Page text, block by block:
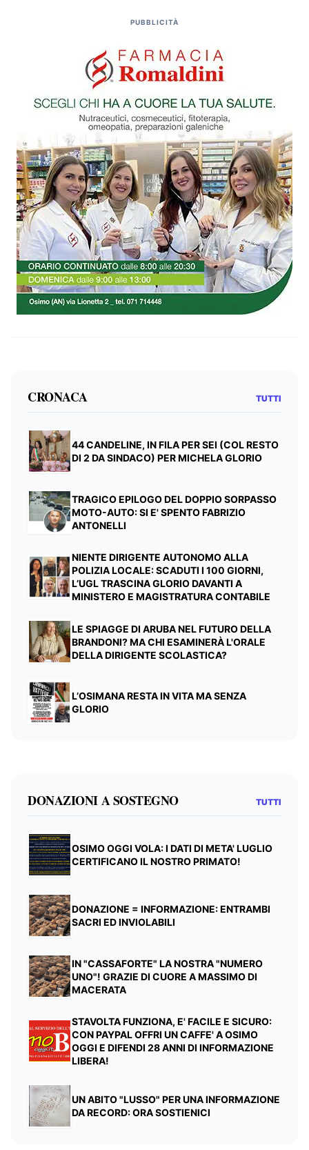
PUBBLICITÀ
CRONACA TUTTI
44 CANDELINE, IN FILA PER SEI (COL RESTO
DI 2 DA SINDACO) PER MICHELA GLORIO
TRAGICO EPILOGO DEL DOPPIO SORPASSO
MOTO-AUTO: SI E' SPENTO FABRIZIO
ANTONELLI
NIENTE DIRIGENTE AUTONOMO ALLA
POLIZIA LOCALE: SCADUTI I 100 GIORNI,
L’UGL TRASCINA GLORIO DAVANTI A
MINISTERO E MAGISTRATURA CONTABILE
LE SPIAGGE DI ARUBA NEL FUTURO DELLA
BRANDONI? MA CHI ESAMINERÀ L'ORALE
DELLA DIRIGENTE SCOLASTICA?
L’OSIMANA RESTA IN VITA MA SENZA
GLORIO
DONAZIONI A SOSTEGNO TUTTI
OSIMO OGGI VOLA: I DATI DI META' LUGLIO
CERTIFICANO IL NOSTRO PRIMATO!
DONAZIONE = INFORMAZIONE: ENTRAMBI
SACRI ED INVIOLABILI
IN "CASSAFORTE" LA NOSTRA "NUMERO
UNO"! GRAZIE DI CUORE A MASSIMO DI
MACERATA
STAVOLTA FUNZIONA, E' FACILE E SICURO:
CON PAYPAL OFFRI UN CAFFE' A OSIMO
OGGI E DIFENDI 28 ANNI DI INFORMAZIONE
LIBERA!
UN ABITO "LUSSO" PER UNA INFORMAZIONE
DA RECORD: ORA SOSTIENICI